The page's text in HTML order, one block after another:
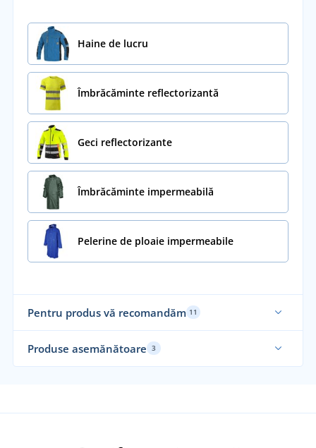
Haine de lucru
Îmbrăcăminte reflectorizantă
Geci reflectorizante
Îmbrăcăminte impermeabilă
Pelerine de ploaie impermeabile
Pentru produs vă recomandăm 11
Produse asemănătoare 3